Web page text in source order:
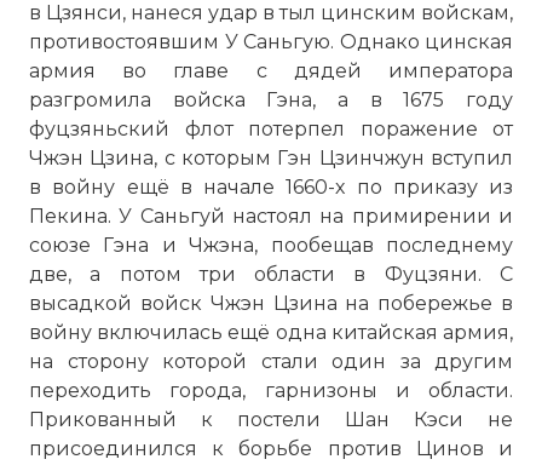
в Цзянси, нанеся удар в тыл цинским войскам,
противостоявшим У Саньгую. Однако цинская
армия во главе с дядей императора
разгромила войска Гэна, а в 1675 году
фуцзяньский флот потерпел поражение от
Чжэн Цзина, с которым Гэн Цзинчжун вступил
в войну ещё в начале 1660-х по приказу из
Пекина. У Саньгуй настоял на примирении и
союзе Гэна и Чжэна, пообещав последнему
две, а потом три области в Фуцзяни. С
высадкой войск Чжэн Цзина на побережье в
войну включилась ещё одна китайская армия,
на сторону которой стали один за другим
переходить города, гарнизоны и области.
Прикованный к постели Шан Кэси не
присоединился к борьбе против Цинов и